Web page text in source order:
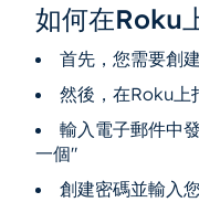
如何在Roku
首先，您需要創
然後，在Roku上
輸入電子郵件中
一個"
創建密碼並輸入